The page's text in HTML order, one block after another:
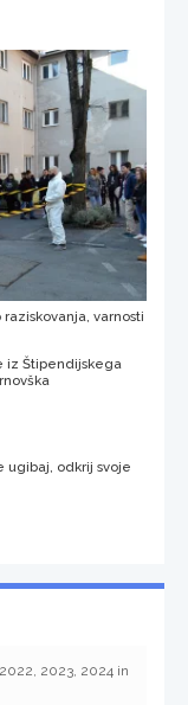
varnosti
iz Štipendijskega
ugibaj, odkrij svoje
2023, 2024 in